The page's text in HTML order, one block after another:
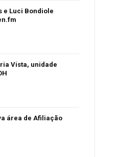
e Luci Bondiole
Vista, unidade
área de Afiliação